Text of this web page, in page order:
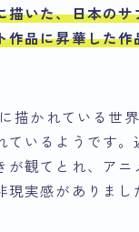
描いた、日本の
作品に昇華した作
描かれている世
ているようです。
が観てとれ、アニ
実感がありまし